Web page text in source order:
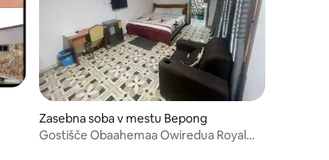
Zasebna soba v mestu Bepong
Gostišče Obaahemaa Owiredua Royal